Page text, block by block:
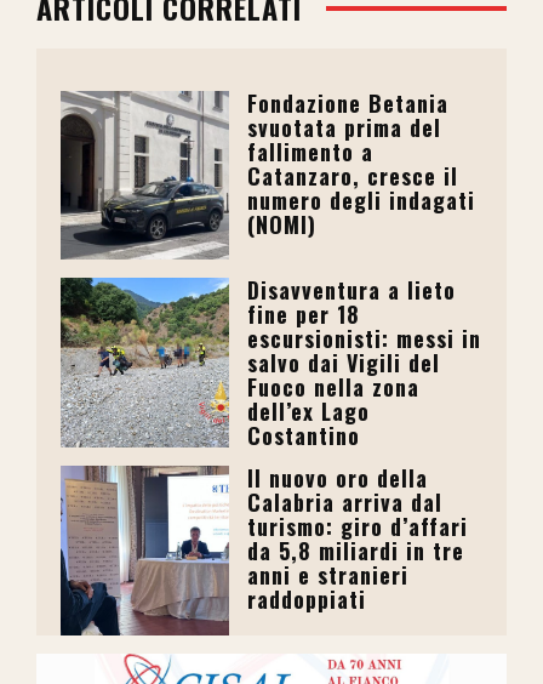
Fondazione Betania
svuotata prima del
fallimento a
Catanzaro, cresce il
numero degli indagati
(NOMI)
Disavventura a lieto
fine per 18
escursionisti: messi in
salvo dai Vigili del
Fuoco nella zona
dell’ex Lago
Costantino
Il nuovo oro della
Calabria arriva dal
turismo: giro d’affari
da 5,8 miliardi in tre
anni e stranieri
raddoppiati